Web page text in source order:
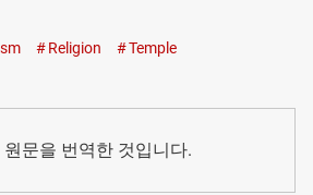
Religion Temple
문을 번역한 것입니다.